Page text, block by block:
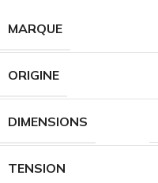
MARQUE
ORIGINE
DIMENSIONS
TENSION